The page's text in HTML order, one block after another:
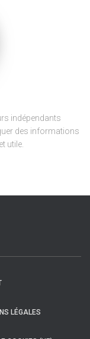
indépendants
des informations
utile.
LÉGALES